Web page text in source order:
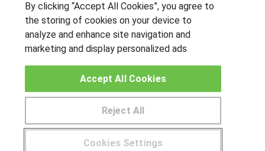
OTROS GRUPOS DE INTERES
Muro de los idiomas
Hablemos de empleo
Locos por las becas
CENTROS DE FORMACIÓN
By clicking “Accept All Cookies”, you agree to
the storing of cookies on your device to
analyze and enhance site navigation and
marketing and display personalized ads
Cookies Settings
Reject All
Accept All Cookies